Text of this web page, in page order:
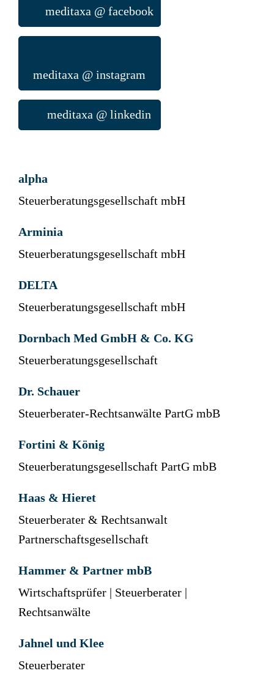
meditaxa @ facebook
meditaxa @ instagram
meditaxa @ linkedin
alpha
Steuerberatungsgesellschaft mbH
Arminia
Steuerberatungsgesellschaft mbH
DELTA
Steuerberatungsgesellschaft mbH
Dornbach Med GmbH & Co. KG
Steuerberatungsgesellschaft
Dr. Schauer
Steuerberater-Rechtsanwälte PartG mbB
Fortini & König
Steuerberatungsgesellschaft PartG mbB
Haas & Hieret
Steuerberater & Rechtsanwalt
Partnerschaftsgesellschaft
Hammer & Partner mbB
Wirtschaftsprüfer | Steuerberater |
Rechtsanwälte
Jahnel und Klee
Steuerberater